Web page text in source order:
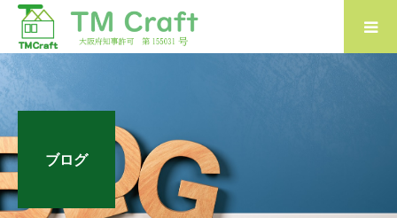
ブログ